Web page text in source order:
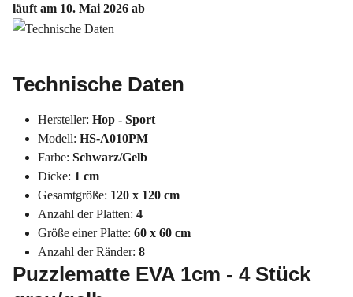
läuft am 10. Mai 2026 ab
Technische Daten
Hersteller: Hop - Sport
Modell: HS-A010PM
Farbe: Schwarz/Gelb
Dicke: 1 cm
Gesamtgröße: 120 x 120 cm
Anzahl der Platten: 4
Größe einer Platte: 60 x 60 cm
Anzahl der Ränder: 8
Puzzlematte EVA 1cm - 4 Stück